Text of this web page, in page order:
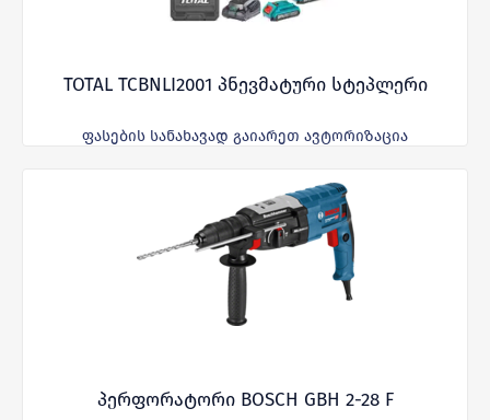
TOTAL TCBNLI2001 პნევმატური სტეპლერი
ფასების სანახავად გაიარეთ ავტორიზაცია
პერფორატორი BOSCH GBH 2-28 F